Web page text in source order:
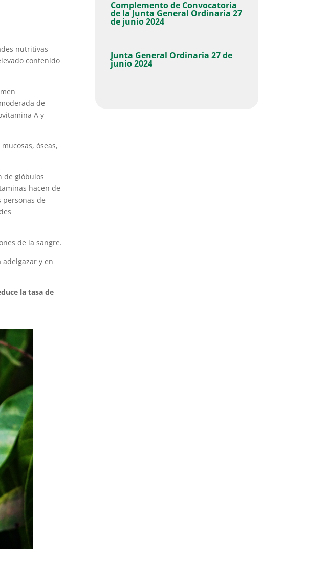
nutritivas
contenido
de
A y
óseas,
de glóbulos
hacen de
de
de la sangre.
y en
la tasa de
Complemento de Convocatoria
de la Junta General Ordinaria 27
de junio 2024
Junta General Ordinaria 27 de
junio 2024